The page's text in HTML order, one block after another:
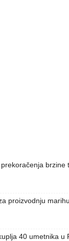
brzine
proizvodnju
40 umetnika u